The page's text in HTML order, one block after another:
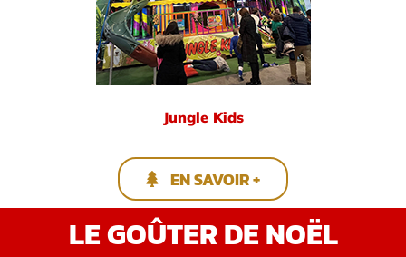
Jungle Kids
EN SAVOIR +
LE GOÛTER DE NOËL